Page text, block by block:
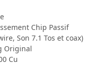
Chip Passif
Son 7.1 Tos et coax)
Original
Cu